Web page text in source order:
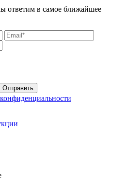
ответим в самое ближайшее
Отправить